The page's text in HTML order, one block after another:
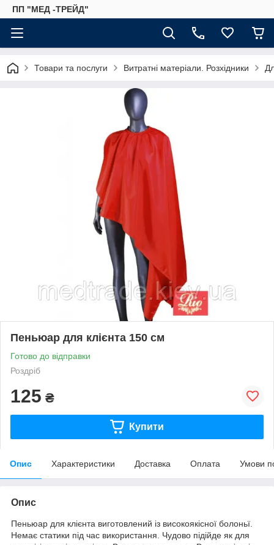
ПП "МЕД -ТРЕЙД"
Товари та послуги Витратні матеріали. Розхідники
Пеньюар для клієнта 150 см
Готово до відправки
Роздріб
125 ₴
Купити
Опис Характеристики Доставка Оплата Умови
Опис
Пеньюар для клієнта виготовлений із високоякісної болоньї.
Немає статики під час використання. Чудово підійде як для